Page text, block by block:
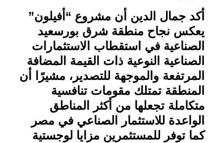
أكد جمال الدين أن مشروع “أفيلون”
يعكس نجاح منطقة شرق بورسعيد
الصناعية في استقطاب الاستثمارات
الصناعية النوعية ذات القيمة المضافة
المرتفعة والموجهة للتصدير، مشيرًا أن
المنطقة تمتلك مقومات تنافسية
متكاملة تجعلها من أكثر المناطق
الواعدة للاستثمار الصناعي في مصر
كما توفر للمستثمرين مزايا لوجستية